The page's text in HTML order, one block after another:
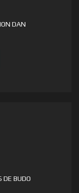
DAN
DE BUDO